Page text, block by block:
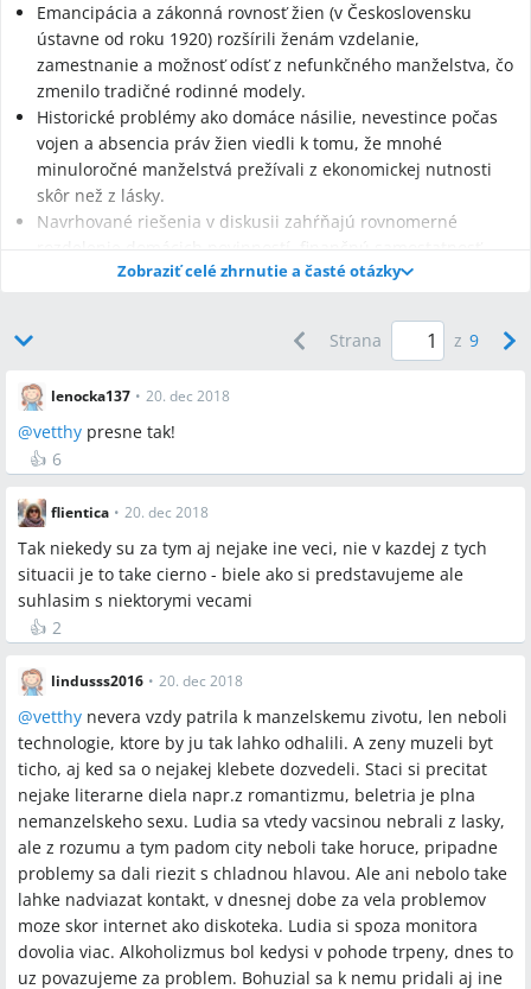
Emancipácia a zákonná rovnosť žien (v Československu
ústavne od roku 1920) rozšírili ženám vzdelanie,
zamestnanie a možnosť odísť z nefunkčného manželstva, čo
zmenilo tradičné rodinné modely.
Historické problémy ako domáce násilie, nevestince počas
vojen a absencia práv žien viedli k tomu, že mnohé
minuloročné manželstvá prežívali z ekonomickej nutnosti
skôr než z lásky.
Navrhované riešenia v diskusii zahŕňajú rovnomerné
partnerov, otvorenú komunikáciu v páre a právnu ochranu;
obaja partneri prispievajú 5 000 SK na chod domácnosti.
Najčastejšie otázky
Q:Prečo dnes niektorí muži menej inklinujú k sobášu a k
celoživotným záväzkom?
očakávaniami byť „zabezpečení“ (požiadavka na bývanie,
peniaze, stabilitu) a že mnohí vyrastali v neúplných rodinách
bez mužského vzoru, čo zvyšuje opatrnosť pri záväzkoch.
Q:Ako sa v rámci práv zmenilo postavenie žien v
Československu a na Slovensku?
V diskusii bola citovaná historická skutočnosť, že v roku 1920
československá ústava zakotvila politické, sociálne a kultúrne
postavenie žien rovnoprávne s mužmi a ženám bolo priznané
volebné právo; prvou ženou zvolenou do českého snemu bola v
roku 1912 Božena Viková-Kunětická.
Boli v minulosti častejšie nevery a domáce násilie, ako tvrdia
niektorí účastníci diskusie?
V diskusii viacerí pripomínali, že nevera i domáce násilie
existovali vždy, že v historických obdobiach boli bežné
nevestince počas vojen a že počas vojnových konfliktov
dochádzalo aj k znásilňovaniu, pričom boli spomínané aj
historické problémy s pohlavnými chorobami ako syfilis.
Zobraziť celé zhrnutie a časté otázky
Strana z 9
lenocka137 • 20. dec 2018
@vetthy presne tak!
👍 6
flientica • 20. dec 2018
Tak niekedy su za tym aj nejake ine veci, nie v kazdej z tych
situacii je to take cierno - biele ako si predstavujeme ale
suhlasim s niektorymi vecami
👍 2
lindusss2016 • 20. dec 2018
@vetthy nevera vzdy patrila k manzelskemu zivotu, len neboli
technologie, ktore by ju tak lahko odhalili. A zeny muzeli byt
ticho, aj ked sa o nejakej klebete dozvedeli. Staci si precitat
nejake literarne diela napr.z romantizmu, beletria je plna
nemanzelskeho sexu. Ludia sa vtedy vacsinou nebrali z lasky,
ale z rozumu a tym padom city neboli take horuce, pripadne
problemy sa dali riezit s chladnou hlavou. Ale ani nebolo take
lahke nadviazat kontakt, v dnesnej dobe za vela problemov
moze skor internet ako diskoteka. Ludia si spoza monitora
dovolia viac. Alkoholizmus bol kedysi v pohode trpeny, dnes to
uz povazujeme za problem. Bohuzial sa k nemu pridali aj ine